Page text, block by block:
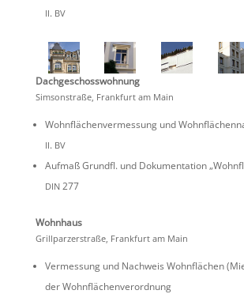
II. BV
Dachge­schoss­woh­nung
Simson­straße, Frank­furt am Main
Wohnflä­chen­ver­mes­sung und
II. BV
Aufmaß Grundfl. und Dokumen­ta­tion
DIN277
Wohnhaus
Grill­par­zer­straße, Frank­furt am Main
Vermes­sung und Nachweis Wohnflä­chen
der Wohnflächenverordnung